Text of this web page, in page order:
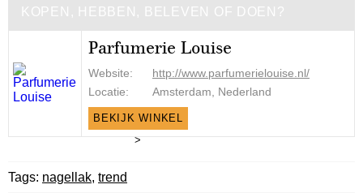
KOPEN, HEBBEN, BELEVEN OF DOEN?
Parfumerie Louise
Website:
http://www.parfumerielouise.nl/
Locatie:
Amsterdam, Nederland
BEKIJK WINKEL
>
Tags: nagellak, trend